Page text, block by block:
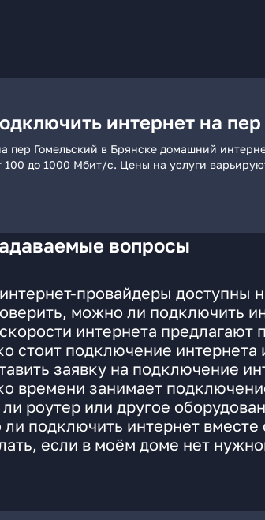
интернет на
пер Гомельский в Брянске домашний
100 до 1000 Мбит/с. Цены на услуги
вопросы
провайдеры доступны
можно ли подключить
интернета
стоит подключение интернета
заявку на подключение
времени занимает
роутер или другое
подключить интернет
если в моём доме нет